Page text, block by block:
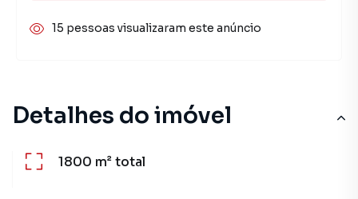
Detalhes do imóvel
1800 m²total
15 pessoas visualizaram este anúncio